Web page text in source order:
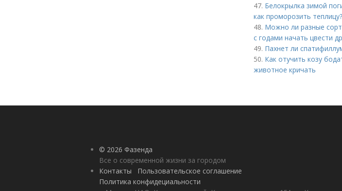
47. Белокрылка зимой
как проморозить теплицу?
48. Можно ли разные
с годами начать цвести
49. Пахнет ли
50. Как отучить козу
животное кричать
© 2026 Фазенда
Все о современной жизни за городом
Контакты
Пользовательское соглашение
Политика конфидециальности